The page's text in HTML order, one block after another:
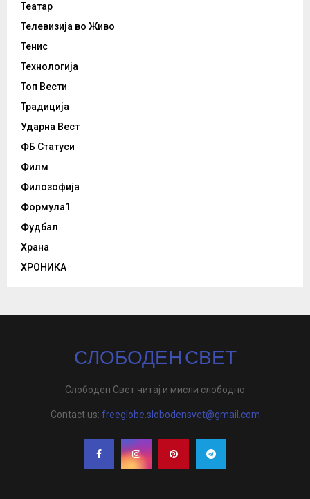
Театар
Телевизија во Живо
Тенис
Технологија
Топ Вести
Традиција
Ударна Вест
ФБ Статуси
Филм
Филозофија
Формула1
Фудбал
Храна
ХРОНИКА
СЛОБОДЕН СВЕТ
Слободен Свет читај и мисли слободно
Contact us: freeglobe.slobodensvet@gmail.com